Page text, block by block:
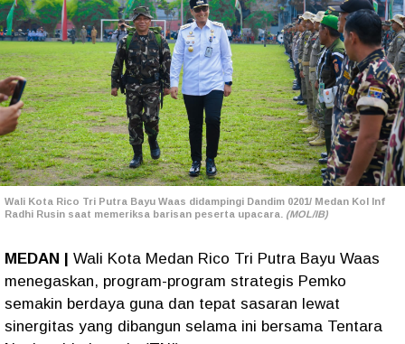
Wali Kota Rico Tri Putra Bayu Waas didampingi Dandim 0201/ Medan Kol Inf
Radhi Rusin saat memeriksa barisan peserta upacara. (MOL/IB)
MEDAN | Wali Kota Medan Rico Tri Putra Bayu Waas
menegaskan, program-program strategis Pemko
semakin berdaya guna dan tepat sasaran lewat
sinergitas yang dibangun selama ini bersama Tentara